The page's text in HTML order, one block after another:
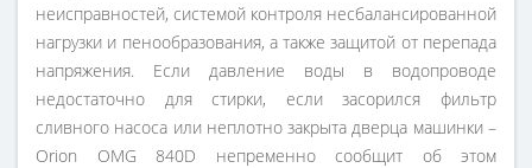
неисправностей, системой контроля несбалансированной
нагрузки и пенообразования, а также защитой от перепада
напряжения. Если давление воды в водопроводе
недостаточно для стирки, если засорился фильтр
сливного насоса или неплотно закрыта дверца машинки –
Orion OMG 840D непременно сообщит об этом